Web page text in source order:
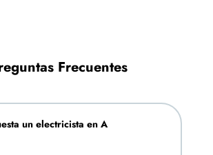
Frecuentes
un electricista en A